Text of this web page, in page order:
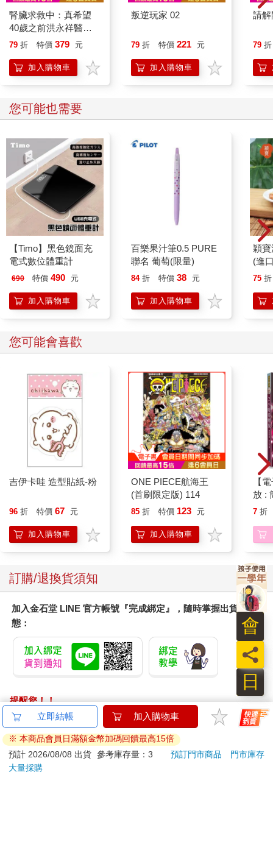
腎臟求救中：真希望
40歲之前洪永祥醫師
就告訴我這些事
79 折 特價 379 元
加入購物車
叛逆玩家 02
79 折 特價 221 元
加入購物車
請解
79 折
您可能也需要
【Timo】黑色鏡面充
電式數位體重計
690 特價 490 元
加入購物車
百樂果汁筆0.5 PURE
聯名 葡萄(限量)
84 折 特價 38 元
加入購物車
穎
(進
75 折
您可能會喜歡
吉伊卡哇 造型貼紙-粉
96 折 特價 67 元
加入購物車
ONE PIECE航海王
(首刷限定版) 114
85 折 特價 123 元
加入購物車
【
放 :
放手
7 折
訂購/退換貨須知
加入金石堂 LINE 官方帳號『完成綁定』，隨時掌握出貨動
態：
提醒您！！
金石堂及銀行均不會請您操作ATM! 如接獲電話要求您前往
ATM提款機，請不要聽從指示，以免受騙上當！
退換貨須知：
**提醒您，鑑賞期不等於試用期，退回商品須為全新狀態**
立即結帳 加入購物車
※ 本商品會員日滿額金幣加碼回饋最高15倍
預計 2026/08/08 出貨 參考庫存量：3 預訂門市商品
門市庫存
大量採購
日
員
會